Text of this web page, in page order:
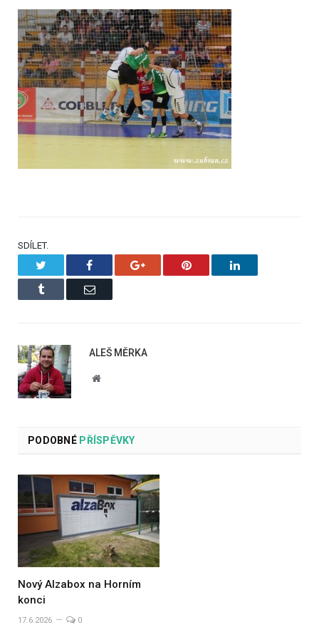
SDÍLET.
Facebook Google+ Pinterest LinkedIn
Tumblr Email
ALEŠ MĚRKA
Website
PODOBNÉPŘÍSPĚVKY
Nový Alzabox na Horním
konci
17.6.2026 0